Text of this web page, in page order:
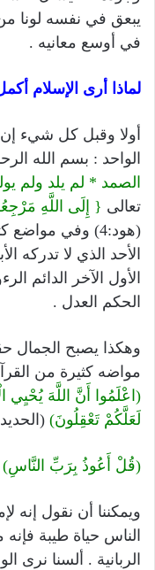
يبعق في نفسه لونا من
في أوسع معانيه .
لماذا أرى الإسلام
أولا وقبل كل شيء إن
الواحد : بسم الله
الصمد * لم يلد ولم
تعالى { إِلَى اللَّهِ
(هود:4) وفي
الأحد الذي لا تدركه
الأول الآخر الدائم
الحكم العدل .
وهكذا يصبح الجمال
مواضه كثيرة من
(اعْلَمُوا أَنَّ اللَّهَ يُحْيِي
لَعَلَّكُمْ تَعْقِلُونَ)
(قُلْ أَعُوذُ بِرَبِّ النَّاسِ)
ويمكننا أن نقول إنه
الناس حياة طيبة
الربانية . ألسنا نرى